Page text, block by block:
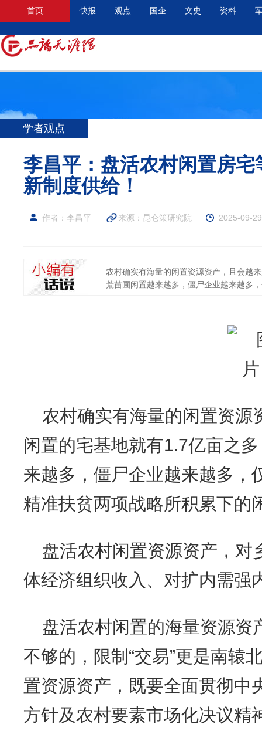
首页 快报 观点 国企 文史 资料
学者观点
李昌平：盘活农村闲置房
新制度供给！
作者：李昌平 来源： 昆仑策研究院 2025-09-
农村确实有海量的闲置资源资产，且会越
荒苗圃闲置越来越多，僵尸企业越来越多
农村确实有海量的闲置资源
闲置的宅基地就有1.7亿亩之
来越多，僵尸企业越来越多，
精准扶贫两项战略所积累下的
盘活农村闲置资源资产，对
体经济组织收入、对扩内需强
盘活农村闲置的海量资源资
不够的，限制“交易”更是南辕
置资源资产，既要全面贯彻中
方针及农村要素市场化决议精